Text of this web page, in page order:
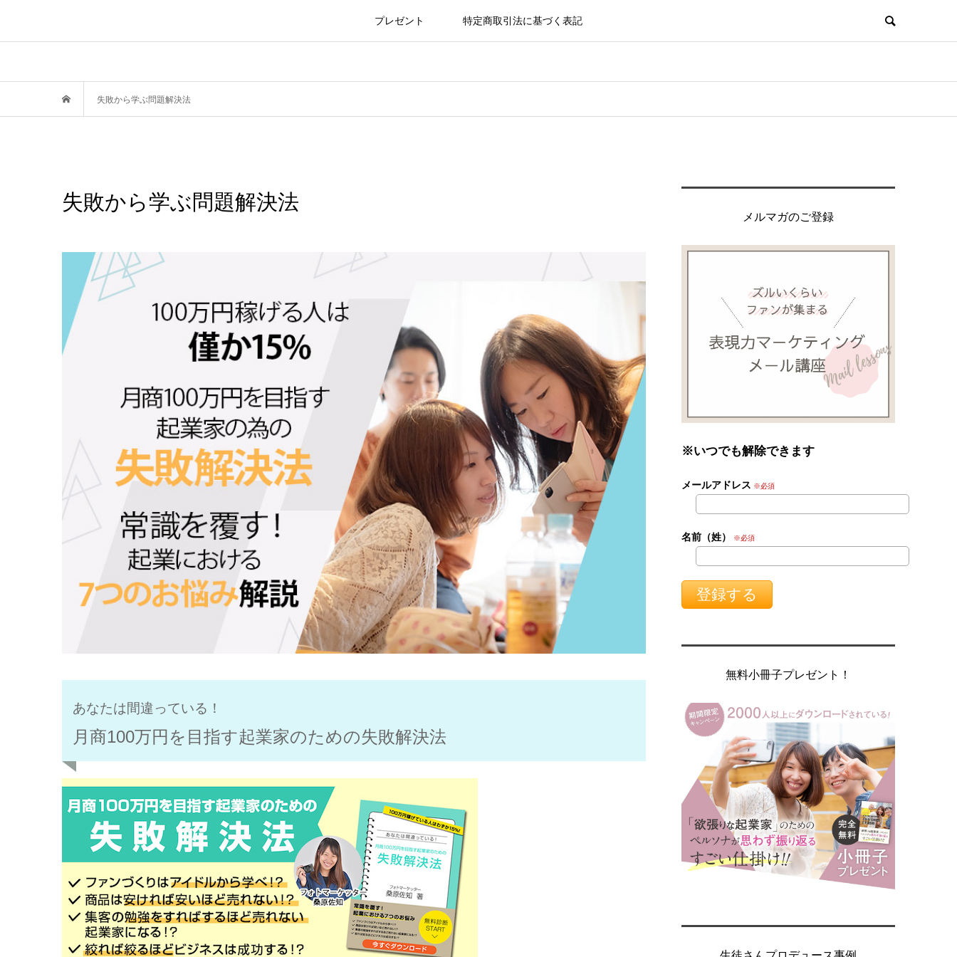
プレゼント 特定商取引法に基づく表記
失敗から学ぶ問題解決法
失敗から学ぶ問題解決法
あなたは間違っている！
月商100万円を目指す起業家のための失敗解決法
メルマガのご登録
※いつでも解除できます
メールアドレス ※必須
名前（姓） ※必須
無料小冊子プレゼント！